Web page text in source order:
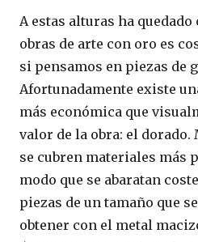
A estas alturas ha
obras de arte con oro es
si pensamos en piezas de
Afortunadamente existe
más económica que
valor de la obra: el dorado.
se cubren materiales más
modo que se abaratan
piezas de un tamaño que
obtener con el metal